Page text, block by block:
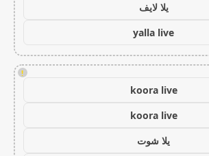
يلا لايف
yalla live
!
koora live
koora live
يلا شوت